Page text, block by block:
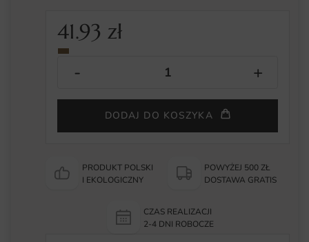
41.93zł
DODAJ DO KOSZYKA
PRODUKT POLSKI
I EKOLOGICZNY
POWYŻEJ 500 ZŁ
DOSTAWA GRATIS
CZAS REALIZACJI
2-4 DNI ROBOCZE